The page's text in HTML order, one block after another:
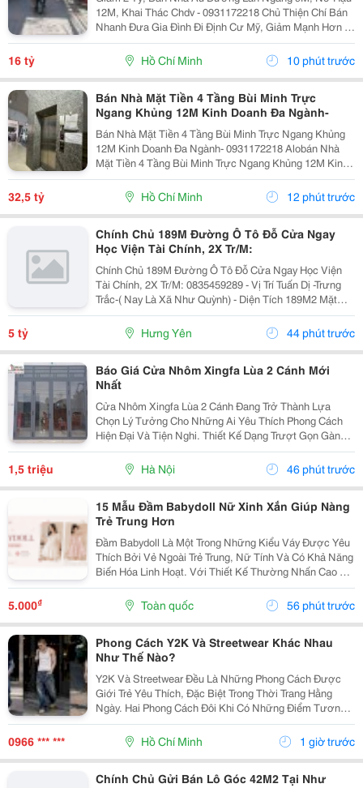
12M, Khai Thác Chdv - 0931172218 Chủ Thiện Chí Bán
Nhanh Đưa Gia Đình Đi Định Cư Mỹ, Giảm Mạnh Hơn 2
Tỷ Giá Cả Còn Thương Lượng Hàng Xóm Dân Trí, 1
Bước Ra Mặt Tiền Xe Hơi, Gần Chợ Tiện Ích Chợ...
16 tỷ Hồ Chí Minh 10 phút trước
Bán Nhà Mặt Tiền 4 Tầng Bùi Minh Trực
Ngang Khủng 12M Kinh Doanh Đa Ngành-
Bán Nhà Mặt Tiền 4 Tầng Bùi Minh Trực Ngang Khủng
12M Kinh Doanh Đa Ngành- 0931172218 Alobán Nhà
Mặt Tiền 4 Tầng Bùi Minh Trực Ngang Khủng 12M Kinh
Doanh Đa Ngành Kết Cấu 4 Tầng Kiên Cố, Chủ Thiện
Chí Bán Nhanh Đưa Gia Đình Đi Định Cư Đức Gần...
32,5 tỷ Hồ Chí Minh 12 phút trước
Chính Chủ 189M Đường Ô Tô Đỗ Cửa Ngay
Học Viện Tài Chính, 2X Tr/M:
Chính Chủ 189M Đường Ô Tô Đỗ Cửa Ngay Học Viện
Tài Chính, 2X Tr/M: 0835459289 - Vị Trí Tuấn Dị -Trưng
Trắc-( Nay Là Xã Như Quỳnh) - Diện Tích 189M2 Mặt
Tiền 9M Nở Hậu - Chỉ 3 Bc Chân Ra Chợ Tuấn Dị Ql
Lộ5A Giao Thông Cực Thuận Tiện ❤ Bán Kính...
5 tỷ Hưng Yên 44 phút trước
Báo Giá Cửa Nhôm Xingfa Lùa 2 Cánh Mới
Nhất
Cửa Nhôm Xingfa Lùa 2 Cánh Đang Trở Thành Lựa
Chọn Lý Tưởng Cho Những Ai Yêu Thích Phong Cách
Hiện Đại Và Tiện Nghi. Thiết Kế Dạng Trượt Gọn Gàng
Trên Ray Giúp Cửa Vận Hành Nhẹ Nhàng, Tiết Kiệm
Diện Tích, Phù Hợp Cả Không Gian Nhỏ Hẹp Lẫn Những
Công...
1,5 triệu Hà Nội 46 phút trước
15 Mẫu Đầm Babydoll Nữ Xinh Xắn Giúp Nàng
Trẻ Trung Hơn
Đầm Babydoll Là Một Trong Những Kiểu Váy Được Yêu
Thích Bởi Vẻ Ngoài Trẻ Trung, Nữ Tính Và Có Khả Năng
Biến Hóa Linh Hoạt. Với Thiết Kế Thường Nhấn Cao Ở
Phần Ngực Hoặc Eo Rồi Xòe Nhẹ Xuống Dưới, Kiểu
Váy Này Tạo Cảm Giác Thoải Mái Nhưng Vẫn Giữ
Được...
5.000₫ Toàn quốc 56 phút trước
Phong Cách Y2K Và Streetwear Khác Nhau
Như Thế Nào?
Y2K Và Streetwear Đều Là Những Phong Cách Được
Giới Trẻ Yêu Thích, Đặc Biệt Trong Thời Trang Hằng
Ngày. Hai Phong Cách Đôi Khi Có Những Điểm Tương
Đồng Như Trang Phục Thoải Mái, Phom Rộng Và Ảnh
Hưởng Từ Văn Hóa Đường Phố. Tuy Nhiên, Y2K Và...
0966 *** *** Hồ Chí Minh 1 giờ trước
Chính Chủ Gửi Bán Lô Góc 42M2 Tại Như